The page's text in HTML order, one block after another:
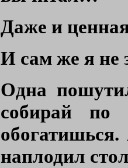
Даже и
И сам же я не
Одна
собирай
наплодил